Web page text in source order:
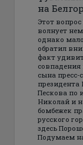
на
Этот вопрос
волнует
однако
обратил
факт
сына пресс-
Пескова по
Николай и
бомбежек
русского
здесь
Подумаем